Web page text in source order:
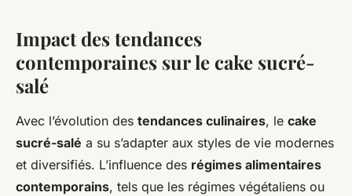
Impact des tendances
contemporaines sur le cake sucré-
salé
Avec l’évolution des tendances culinaires, le cake
sucré-salé a su s’adapter aux styles de vie modernes
et diversifiés. L’influence des régimes alimentaires
contemporains, tels que les régimes végétaliens ou